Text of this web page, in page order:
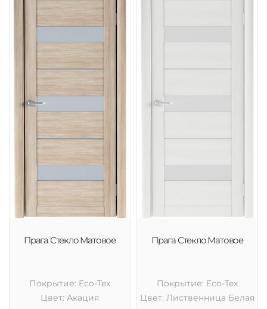
Прага Стекло Матовое
Покрытие: Eco-Tex
Цвет: Акация
Прага Стекло Матовое
Покрытие: Eco-Tex
Цвет: Лиственница Белая